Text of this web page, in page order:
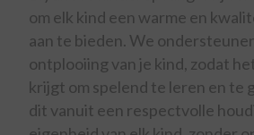
om elk kind een warme en
aan te bieden. We
ontplooiing van je kind, zodat
krijgt om spelend te leren en te
dit vanuit een respectvolle